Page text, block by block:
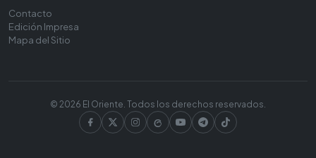
Contacto
Edición Impresa
Mapa del Sitio
© 2026 El Oriente. Todos los derechos reservados.